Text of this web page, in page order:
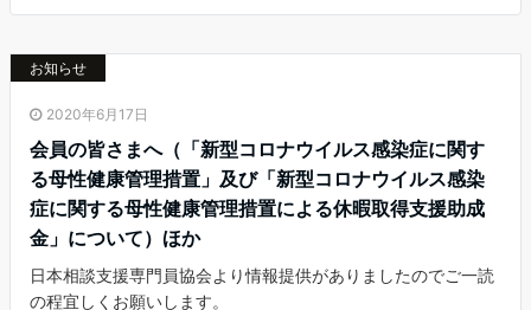
お知らせ
2020年6月17日
会員の皆さまへ（「新型コロナウイルス感染症に関す
る母性健康管理措置」及び「新型コロナウイルス感染
症に関する母性健康管理措置による休暇取得支援助成
金」について）ほか
日本相談支援専門員協会より情報提供がありましたのでご一読
の程宜しくお願いします。